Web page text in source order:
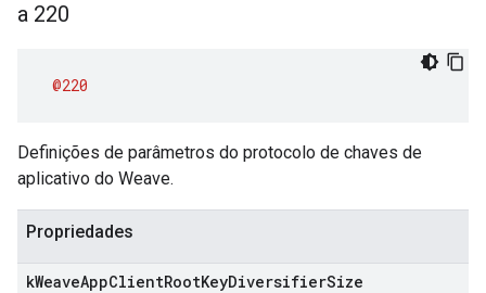
a 220
@220
Definições de parâmetros do protocolo de chaves de
aplicativo do Weave.
Propriedades
kWeaveAppClientRootKeyDiversifierSize